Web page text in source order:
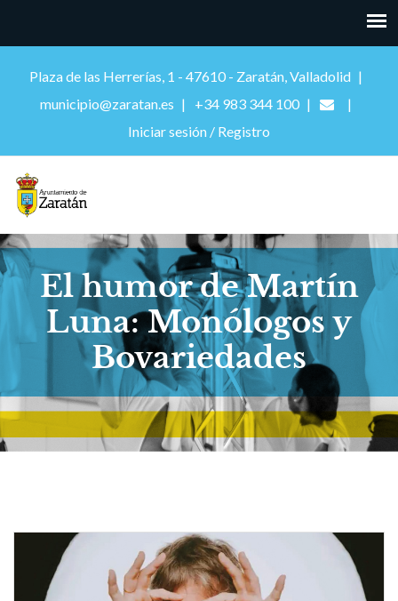
Plaza de las Herrerías, 1 - 47610 - Zaratán, Valladolid
municipio@zaratan.es
+34 983 344 100
Iniciar sesión / Registro
El humor de Martín
Luna: Monólogos y
Bovariedades